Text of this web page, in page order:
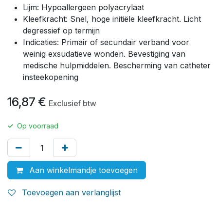
Lijm: Hypoallergeen polyacrylaat
Kleefkracht: Snel, hoge initiële kleefkracht. Licht
degressief op termijn
Indicaties: Primair of secundair verband voor
weinig exsudatieve wonden. Bevestiging van
medische hulpmiddelen. Bescherming van catheter
insteekopening
16,87 € Exclusief btw
✓ Op voorraad
Aan winkelmandje toevoegen
Toevoegen aan verlanglijst